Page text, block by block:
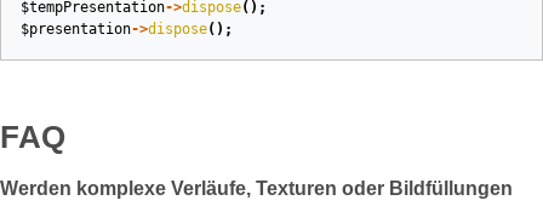
$tempPresentation->dispose();
$presentation->dispose();
FAQ
Werden komplexe Verläufe, Texturen oder Bildfüllungen